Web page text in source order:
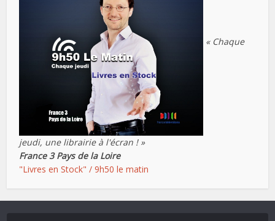
« Chaque
jeudi, une librairie à l'écran ! »
France 3 Pays de la Loire
"Livres en Stock" / 9h50 le matin